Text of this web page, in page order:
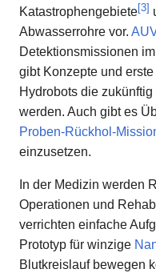
Katastrophengebiete[3]
Abwasserrohre vor.
Detektionsmissionen
gibt Konzepte und
Hydrobots die
werden. Auch gibt es
Proben-Rückhol-
einzusetzen.
In der Medizin werden
Operationen und
verrichten einfache
Prototyp für winzige
Blutkreislauf bewegen